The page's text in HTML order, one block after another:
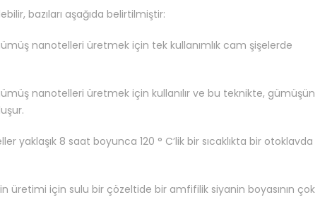
bazıları aşağıda belirtilmiştir:
nanotelleri üretmek için tek kullanımlık cam şişelerde
nanotelleri üretmek için kullanılır ve bu teknikte, gümüşün
yaklaşık 8 saat boyunca 120 ° C’lik bir sıcaklıkta bir otoklavda
üretimi için sulu bir çözeltide bir amfifilik siyanin boyasının çok